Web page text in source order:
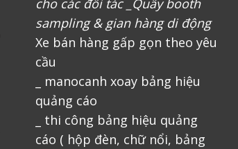
cho các đối tác _Quầy booth
sampling & gian hàng di động
Xe bán hàng gấp gọn theo yêu
cầu
_ manocanh xoay bảng hiệu
quảng cáo
_ thi công bảng hiệu quảng
cáo ( hộp đèn, chữ nổi, bảng